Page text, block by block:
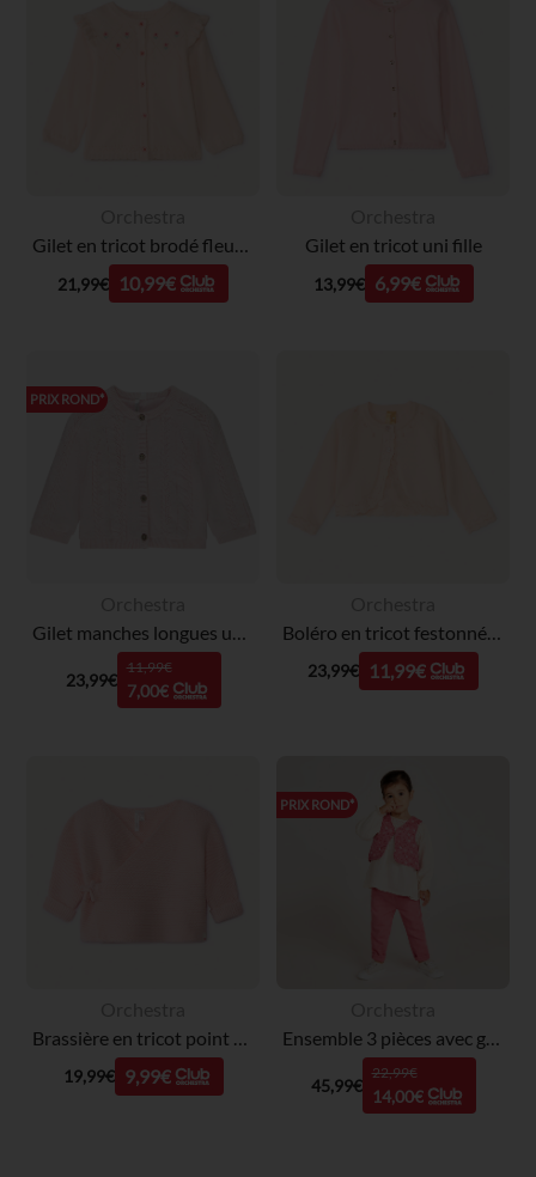
Gilet en tricot brodé fleurs pour bébé fille
21,99€ 10,99€
Gilet en tricot uni fille
13,99€ 6,99€
PRIX ROND*
Gilet manches longues uni en tricot doublé pour bébé fille
23,99€
11,99€
7,00€
Boléro en tricot festonné pour bébé fille
23,99€ 11,99€
19,99€ 9,99€
PRIX ROND*
45,99€
22,99€
14,00€